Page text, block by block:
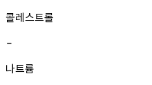
콜레스트롤
-
나트륨